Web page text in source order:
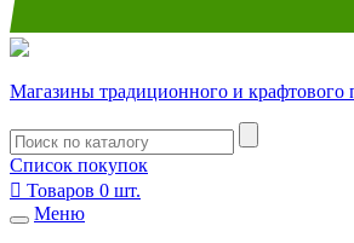
Магазины традиционного и крафтового
Список покупок
 Товаров 0 шт.
Меню